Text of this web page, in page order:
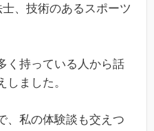
、技術のあるスポーツ
く持っている人から話
しました。
、私の体験談も交えつ